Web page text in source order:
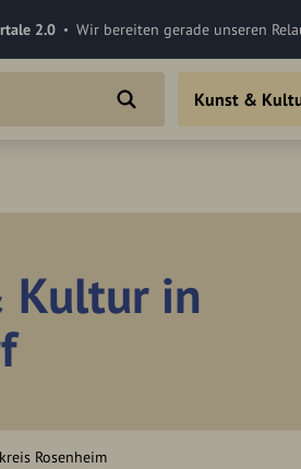
2.0 Wir bereiten gerade unseren
Kunst &
Kultur in
Rosenheim